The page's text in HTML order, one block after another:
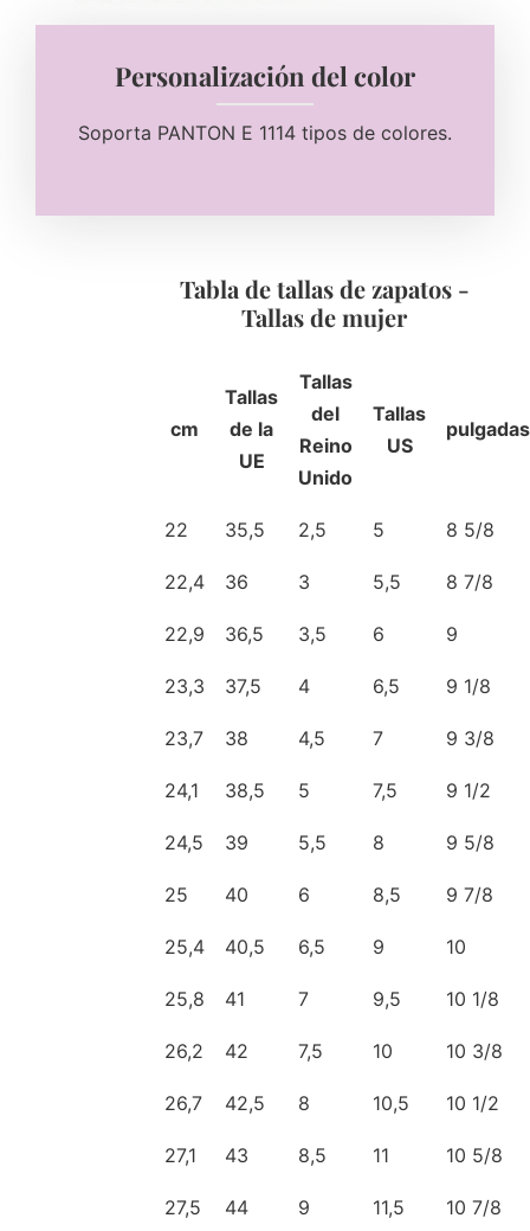
Personalización del color
Soporta PANTON E 1114 tipos de colores.
Tabla de tallas de zapatos -
Tallas de mujer
cm
Tallas
de la
UE
Tallas
del
Reino
Unido
Tallas
US
pulgadas
22 35,5 2,5 5 8 5/8
22,4 36 3 5,5 8 7/8
22,9 36,5 3,5 6 9
23,3 37,5 4 6,5 9 1/8
23,7 38 4,5 7 9 3/8
24,1 38,5 5 7,5 9 1/2
24,5 39 5,5 8 9 5/8
25 40 6 8,5 9 7/8
25,4 40,5 6,5 9 10
25,8 41 7 9,5 10 1/8
26,2 42 7,5 10 10 3/8
26,7 42,5 8 10,5 10 1/2
27,1 43 8,5 11 10 5/8
27,5 44 9 11,5 10 7/8